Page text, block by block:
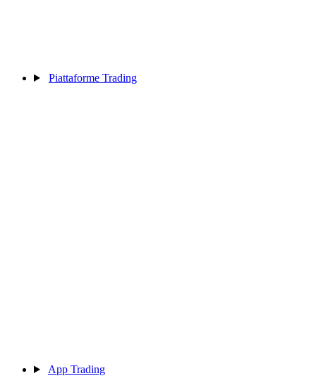
Piattaforme Trading
App Trading